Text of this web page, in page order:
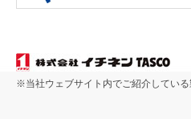
※当社ウェブサイト内でご紹介してい